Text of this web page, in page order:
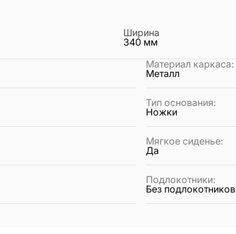
Ширина
340 мм
Материал каркаса:
Металл
Тип основания:
Ножки
Мягкое сиденье:
Да
Подлокотники:
Без подлокотников